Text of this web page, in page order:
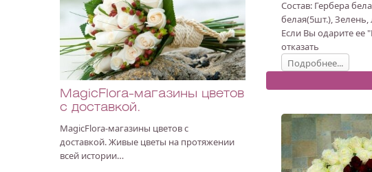
MagicFlora-магазины цветов
с доставкой.
MagicFlora-магазины цветов с
доставкой. Живые цветы на протяжении
всей истории…
Состав: Гербера
белая(5шт.),
Если Вы одарите
отказать
Подробнее...